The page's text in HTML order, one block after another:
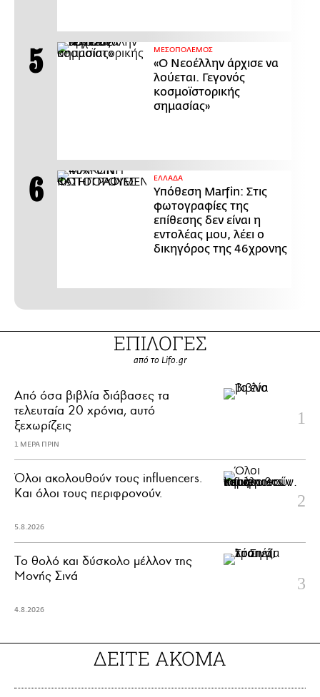
ΜΕΣΟΠΟΛΕΜΟΣ
«Ο Νεοέλλην άρχισε να
λούεται. Γεγονός
κοσμοϊστορικής
σημασίας»
ΕΛΛΑΔΑ
Υπόθεση Marfin: Στις
φωτογραφίες της
επίθεσης δεν είναι η
εντολέας μου, λέει ο
δικηγόρος της 46χρονης
ΕΠΙΛΟΓΕΣ
από το Lifo.gr
Από όσα βιβλία διάβασες τα
τελευταία 20 χρόνια, αυτό
ξεχωρίζεις
1 ΜΕΡΑ ΠΡΙΝ
Όλοι ακολουθούν τους influencers.
Και όλοι τους περιφρονούν.
5.8.2026
Το θολό και δύσκολο μέλλον της
Μονής Σινά
4.8.2026
ΔΕΙΤΕ ΑΚΟΜΑ